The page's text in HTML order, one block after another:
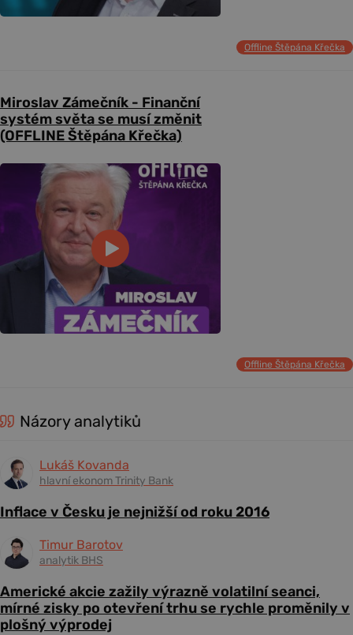
Offline Štěpána Křečka
Miroslav Zámečník - Finanční
systém světa se musí změnit
(OFFLINE Štěpána Křečka)
Offline Štěpána Křečka
Názory analytiků
Lukáš Kovanda
hlavní ekonom Trinity Bank
Inflace v Česku je nejnižší od roku 2016
Timur Barotov
analytik BHS
Americké akcie zažily výrazně volatilní seanci,
mírné zisky po otevření trhu se rychle proměnily v
plošný výprodej